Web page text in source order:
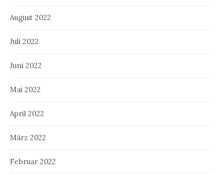
August 2022
Juli 2022
Juni 2022
Mai 2022
April 2022
März 2022
Februar 2022